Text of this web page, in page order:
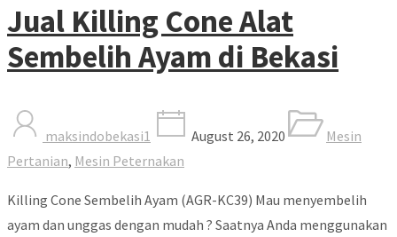
Jual Killing Cone Alat
Sembelih Ayam di Bekasi
maksindobekasi1 August 26, 2020
Mesin
Pertanian, Mesin Peternakan
Killing Cone Sembelih Ayam (AGR-KC39) Mau menyembelih
ayam dan unggas dengan mudah ? Saatnya Anda menggunakan